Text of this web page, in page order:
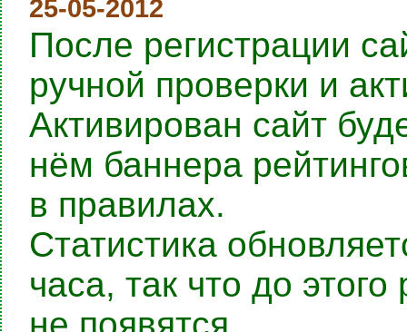
25-05-2012
После регистрации
ручной проверки и
Активирован сайт
нём баннера
в правилах.
Статистика
часа, так что до